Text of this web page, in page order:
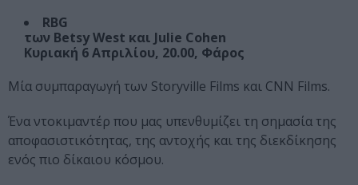
RBG
των Betsy West και Julie Cohen
Κυριακή 6 Απριλίου, 20.00, Φάρος
Μία συμπαραγωγή των Storyville Films και CNN Films.
Ένα ντοκιμαντέρ που μας υπενθυμίζει τη σημασία της
αποφασιστικότητας, της αντοχής και της διεκδίκησης
ενός πιο δίκαιου κόσμου.